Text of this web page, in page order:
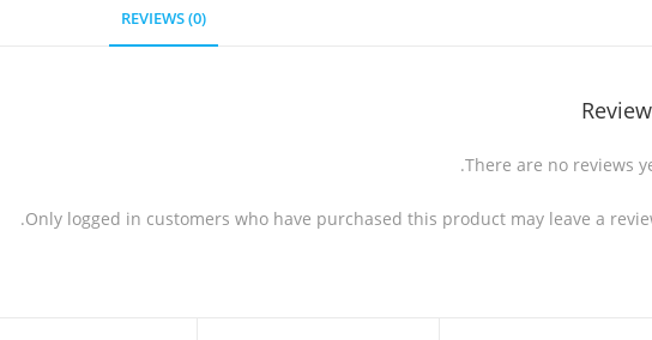
REVIEWS (0)
There are no reviews
Only logged in customers who have purchased this product may leave a